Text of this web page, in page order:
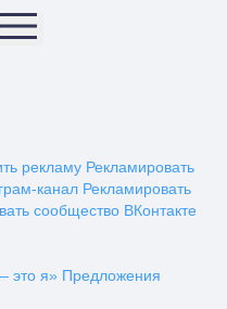
рекламу Рекламировать
канал Рекламировать
сообщество ВКонтакте
это я» Предложения